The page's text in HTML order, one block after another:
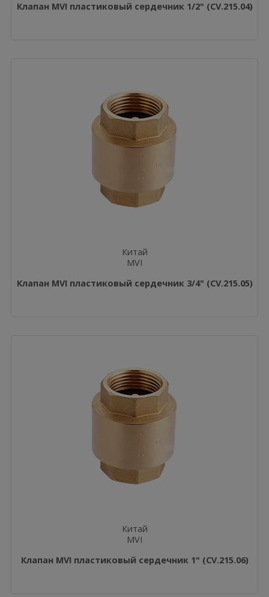
Клапан MVI пластиковый сердечник 1/2" (CV.215.04)
Китай
MVI
Клапан MVI пластиковый сердечник 3/4" (CV.215.05)
Китай
MVI
Клапан MVI пластиковый сердечник 1" (CV.215.06)